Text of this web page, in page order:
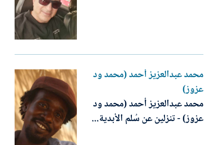
محمد عبدالعزيز أحمد (محمد ود
عزوز)
محمد عبدالعزيز أحمد (محمد ود
عزوز) - تنزلين عن سُلم الأبدية...